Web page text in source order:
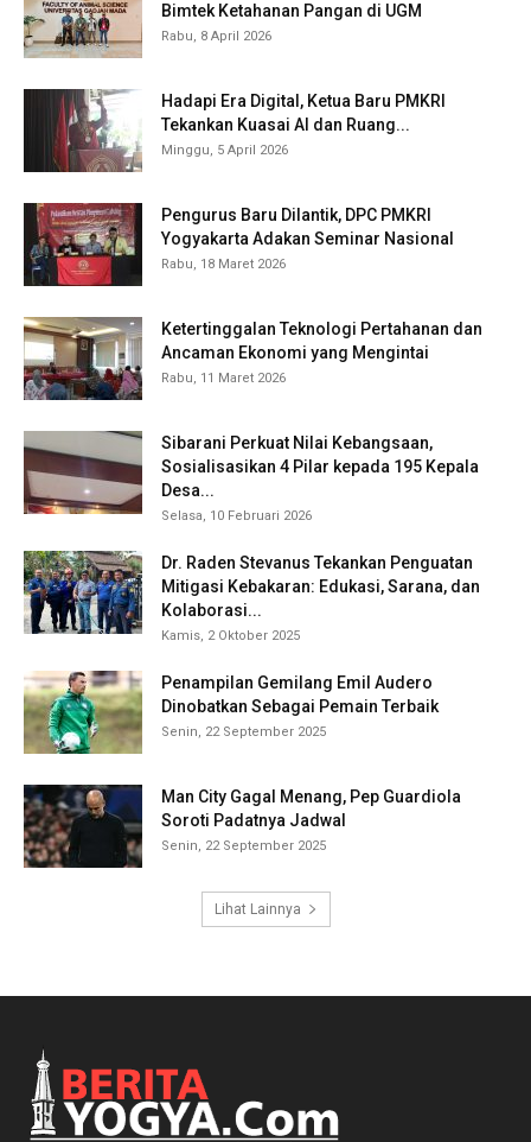
Bimtek Ketahanan Pangan di UGM
Rabu, 8 April 2026
Hadapi Era Digital, Ketua Baru PMKRI
Tekankan Kuasai AI dan Ruang...
Minggu, 5 April 2026
Pengurus Baru Dilantik, DPC PMKRI
Yogyakarta Adakan Seminar Nasional
Rabu, 18 Maret 2026
Ketertinggalan Teknologi Pertahanan dan
Ancaman Ekonomi yang Mengintai
Rabu, 11 Maret 2026
Sibarani Perkuat Nilai Kebangsaan,
Sosialisasikan 4 Pilar kepada 195 Kepala
Desa...
Selasa, 10 Februari 2026
Dr. Raden Stevanus Tekankan Penguatan
Mitigasi Kebakaran: Edukasi, Sarana, dan
Kolaborasi...
Kamis, 2 Oktober 2025
Penampilan Gemilang Emil Audero
Dinobatkan Sebagai Pemain Terbaik
Senin, 22 September 2025
Man City Gagal Menang, Pep Guardiola
Soroti Padatnya Jadwal
Senin, 22 September 2025
Lihat Lainnya